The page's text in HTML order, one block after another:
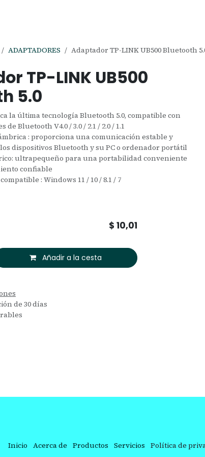
ADAPTADORES Adaptador TP-LINK UB500 Bluetooth
TP-LINK UB500
5.0
la última tecnología Bluetooth 5.0, compatible con
Bluetooth V4.0 / 3.0 / 2.1 / 2.0 / 1.1
: proporciona una comunicación estable y
dispositivos Bluetooth y su PC o ordenador portátil
ultrapequeño para una portabilidad conveniente
confiable
: Windows 11 / 10 / 8.1 / 7
Añadir a la cesta
$10,01
de 30 días
Inicio Acerca de Productos Servicios Política de